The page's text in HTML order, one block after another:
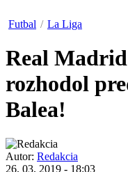
Futbal / La Liga
Real
rozhodol
Balea!
Autor: Redakcia
26. 03. 2019 - 18:03